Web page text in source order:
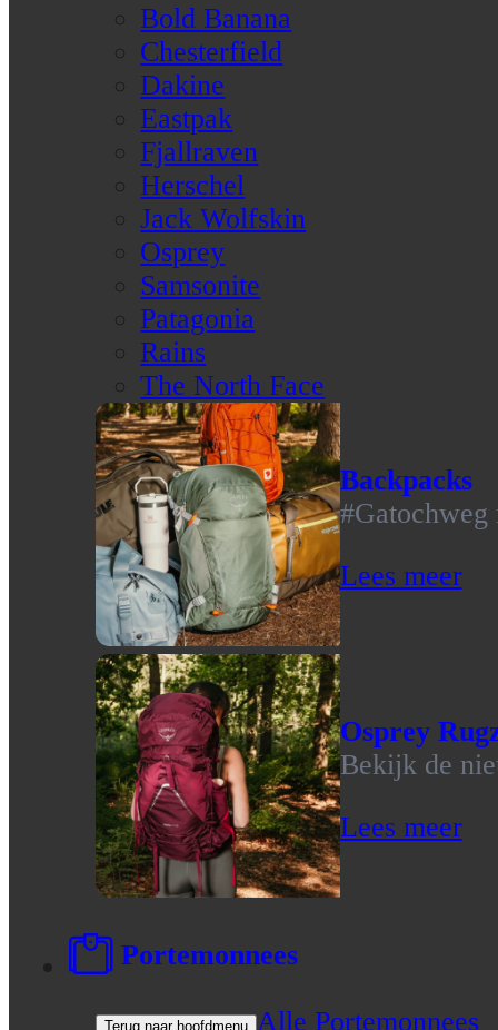
Bold Banana
Chesterfield
Dakine
Eastpak
Fjallraven
Herschel
Jack Wolfskin
Osprey
Samsonite
Patagonia
Rains
The North Face
Backpacks
#Gatochweg
Lees meer
Osprey
Bekijk de
Lees meer
Portemonnees
Terug naar hoofdmenu Alle Portemonnees